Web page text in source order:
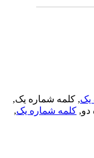
, کلمه شماره یک,
کلمه شماره یک,